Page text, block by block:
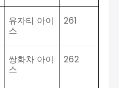
유자티 아이
스
261
쌍화차 아이
스
262